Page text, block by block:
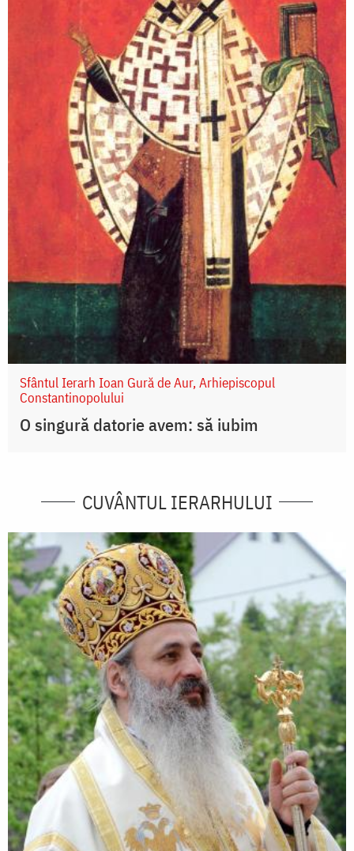
Sfântul Ierarh Ioan Gură de Aur, Arhiepiscopul
Constantinopolului
O singură datorie avem: să iubim
CUVÂNTUL IERARHULUI